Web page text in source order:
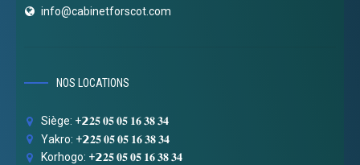
info@cabinetforscot.com
NOS LOCATIONS
Siège: +𝟮𝟐𝟓 𝟎𝟓 𝟎𝟓 𝟏𝟔 𝟑𝟖 𝟑𝟒
Yakro: +𝟮𝟐𝟓 𝟎𝟓 𝟎𝟓 𝟏𝟔 𝟑𝟖 𝟑𝟒
Korhogo: +𝟮𝟐𝟓 𝟎𝟓 𝟎𝟓 𝟏𝟔 𝟑𝟖 𝟑𝟒